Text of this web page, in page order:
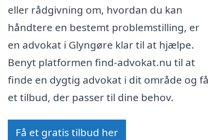
eller rådgivning om, hvordan du kan
håndtere en bestemt problemstilling, er
en advokat i Glyngøre klar til at hjælpe.
Benyt platformen find-advokat.nu til at
finde en dygtig advokat i dit område og få
et tilbud, der passer til dine behov.
Få et gratis tilbud her